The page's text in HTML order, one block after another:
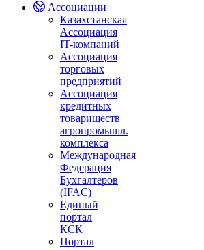
Ассоциации
Казахстанская
Ассоциация
IT-компаний
Ассоциация
торговых
предприятий
Ассоциация
кредитных
товариществ
агропромышл.
комплекса
Международная
Федерация
Бухгалтеров
(IFAC)
Единый
портал
КСК
Портал